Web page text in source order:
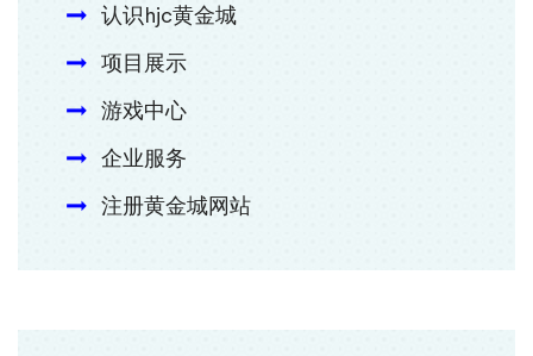
认识hjc黄金城
项目展示
游戏中心
企业服务
注册黄金城网站